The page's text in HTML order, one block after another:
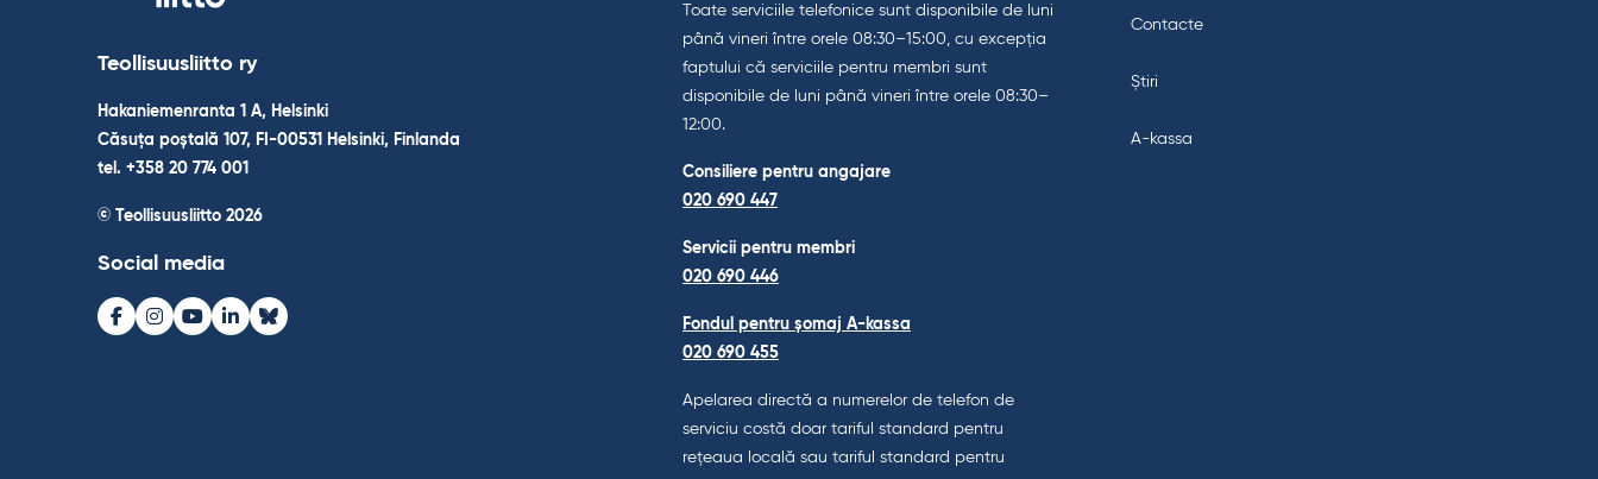
Teollisuusliitto ry
Hakaniemenranta 1 A, Helsinki
Căsuța poștală 107, FI-00531 Helsinki, Finlanda
tel. +358 20 774 001
© Teollisuusliitto 2026
Social media
Facebook
Instagram
Youtube
LinkedInBluesky
Toate serviciile telefonice sunt disponibile de luni
până vineri între orele 08:30–15:00, cu excepția
faptului că serviciile pentru membri sunt
disponibile de luni până vineri între orele 08:30–
12:00.
Consiliere pentru angajare
020 690 447
Servicii pentru membri
020 690 446
Fondul pentru șomaj A-kassa
020 690 455
Apelarea directă a numerelor de telefon de
serviciu costă doar tariful standard pentru
rețeaua locală sau tariful standard pentru
Contacte
Știri
A-kassa